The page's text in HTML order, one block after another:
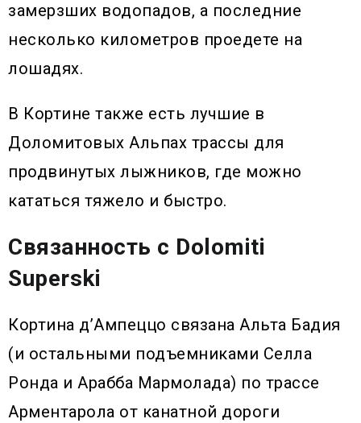
замерзших водопадов, а последние
несколько километров проедете на
лошадях.
В Кортине также есть лучшие в
Доломитовых Альпах трассы для
продвинутых лыжников, где можно
кататься тяжело и быстро.
Связанность с Dolomiti
Superski
Кортина д’Ампеццо связана Альта Бадия
(и остальными подъемниками Селла
Ронда и Арабба Мармолада) по трассе
Арментарола от канатной дороги